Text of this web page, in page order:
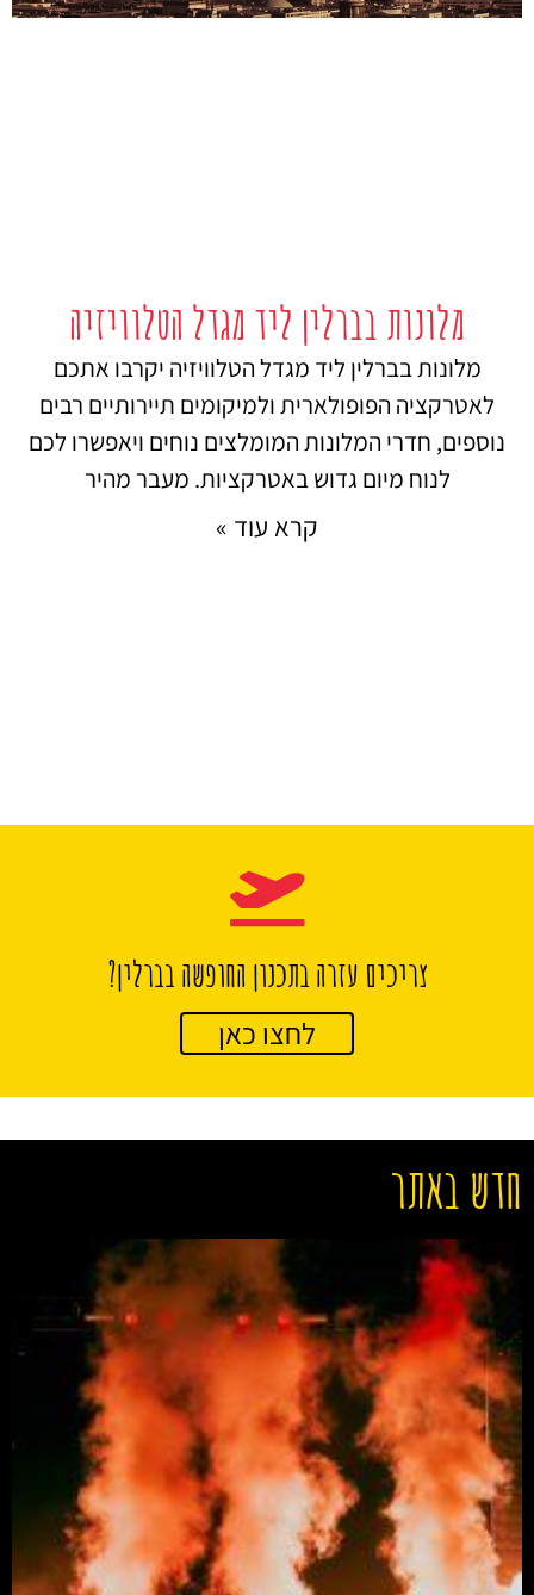
מלונות בברלין ליד מגדל הטלוויזיה
מלונות בברלין ליד מגדל הטלוויזיה יקרבו אתכם
לאטרקציה הפופולארית ולמיקומים תיירותיים רבים
נוספים, חדרי המלונות המומלצים נוחים ויאפשרו לכם
לנוח מיום גדוש באטרקציות. מעבר מהיר
קרא עוד »
צריכים עזרה בתכנון החופשה בברלין?
לחצו כאן
חדש באתר